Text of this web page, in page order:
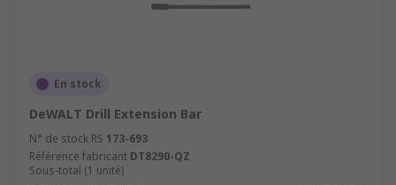
En stock
DeWALT Drill Extension Bar
N° de stock RS 173-693
Référence fabricant DT8290-QZ
Sous-total (1 unité)